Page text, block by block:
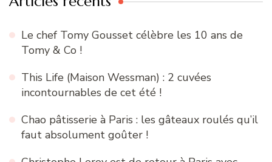
Le chef Tomy Gousset célèbre les 10 ans de
Tomy & Co !
This Life (Maison Wessman) : 2 cuvées
incontournables de cet été !
Chao pâtisserie à Paris : les gâteaux roulés qu’il
faut absolument goûter !